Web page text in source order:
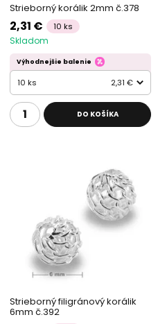
Strieborný korálik 2mm č.378
2,31 € 10 ks
Skladom
Výhodnejšie balenie
10 ks 2,31 €
DO KOŠÍKA
Strieborný filigránový korálik
6mm č.392